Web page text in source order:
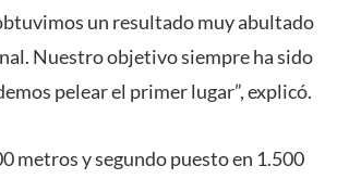
un resultado muy abultado
Nuestro objetivo siempre ha sido
pelear el primer lugar”, explicó.
metros y segundo puesto en 1.500